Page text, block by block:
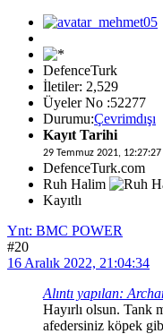
DefenceTurk
İletiler: 2,529
Üyeler No :52277
Durumu:Çevrimdışı
Kayıt Tarihi
29 Temmuz 2021, 12:27:27
DefenceTurk.com
Ruh Halim
Kayıtlı
Ynt: BMC POWER
#20
16 Aralık 2022, 21:04:34
Alıntı yapılan:
Hayırlı olsun. Tank
afedersiniz köpek